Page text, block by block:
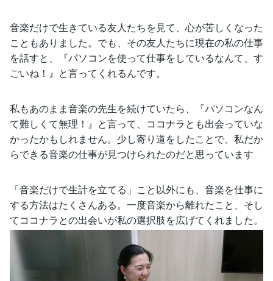
音楽だけで生きている友人たちを見て、心が苦しくなった
こともありました。でも、その友人たちに現在の私の仕事
を話すと、『パソコンを使って仕事をしているなんて、す
ごいね！』と言ってくれるんです。
私もあのまま音楽の先生を続けていたら、『パソコンなん
て難しくて無理！』と言って、ココナラとも出会っていな
かったかもしれません。少し寄り道をしたことで、私だか
らできる音楽の仕事が見つけられたのだと思っています
「音楽だけで生計を立てる」こと以外にも、音楽を仕事に
する方法はたくさんある。一度音楽から離れたこと、そし
てココナラとの出会いが私の選択肢を広げてくれました。